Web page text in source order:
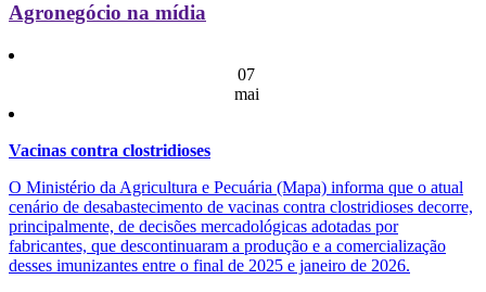
Agronegócio na mídia
07
mai
Vacinas contra clostridioses
O Ministério da Agricultura e Pecuária (Mapa) informa que o atual
cenário de desabastecimento de vacinas contra clostridioses decorre,
principalmente, de decisões mercadológicas adotadas por
fabricantes, que descontinuaram a produção e a comercialização
desses imunizantes entre o final de 2025 e janeiro de 2026.